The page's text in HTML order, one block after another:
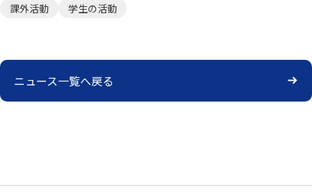
課外活動
学生の活動
ニュース一覧へ戻る